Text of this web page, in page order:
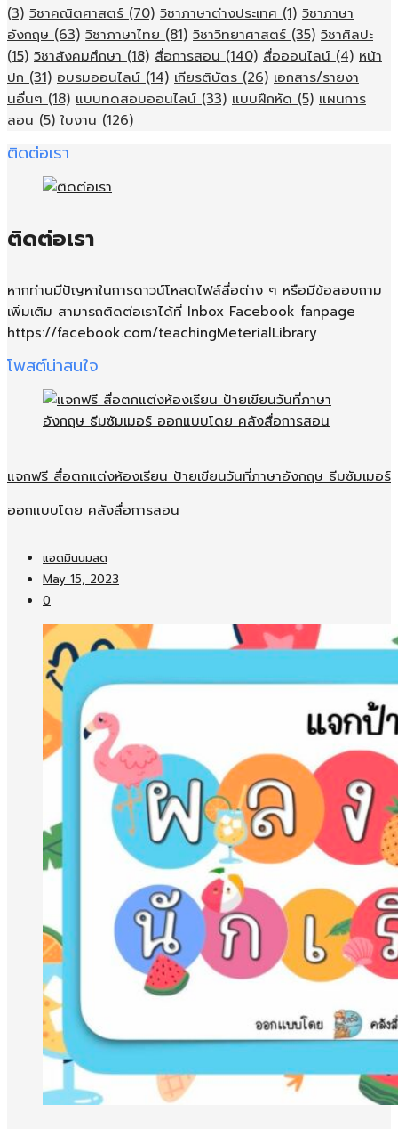
(3) วิชาคณิตศาสตร์ (70) วิชาภาษาต่างประเทศ (1) วิชาภาษา
อังกฤษ (63) วิชาภาษาไทย (81) วิชาวิทยาศาสตร์ (35) วิชาศิลปะ
(15) วิชาสังคมศึกษา (18) สื่อการสอน (140) สื่อออนไลน์ (4) หน้า
ปก (31) อบรมออนไลน์ (14) เกียรติบัตร (26) เอกสาร/รายงา
นอื่นๆ (18) แบบทดสอบออนไลน์ (33) แบบฝึกหัด (5) แผนการ
สอน (5) ใบงาน (126)
ติดต่อเรา
ติดต่อเรา
หากท่านมีปัญหาในการดาวน์โหลดไฟล์สื่อต่าง ๆ หรือมีข้อสอบถาม
เพิ่มเติม สามารถติดต่อเราได้ที่ Inbox Facebook fanpage
https://facebook.com/teachingMeterialLibrary
โพสต์น่าสนใจ
แจกฟรี สื่อตกแต่งห้องเรียน ป้ายเขียนวันที่ภาษาอังกฤษ ธีมซัมเมอร์
ออกแบบโดย คลังสื่อการสอน
แอดมินนมสด
May 15, 2023
0